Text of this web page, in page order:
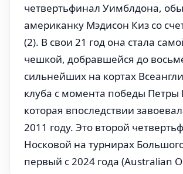
четвертьфинал Уимблдона,
американку Мэдисон Киз со
(2). В свои 21 год она стала
чешкой, добравшейся до
сильнейших на кортах
клуба с момента победы Петры
которая впоследствии
2011 году. Это второй
Носковой на турнирах
первый с 2024 года (Australian